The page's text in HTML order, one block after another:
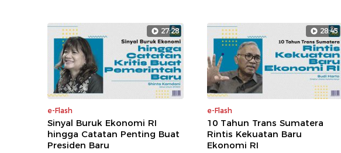
27:28
e-Flash
Sinyal Buruk Ekonomi RI
hingga Catatan Penting Buat
Presiden Baru
28:45
e-Flash
10 Tahun Trans Sumatera
Rintis Kekuatan Baru
Ekonomi RI